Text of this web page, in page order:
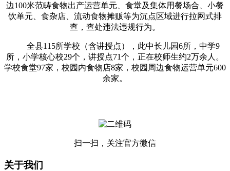
边100米范畴食物出产运营单元、食堂及集体用餐场合、小餐
饮单元、食杂店、流动食物摊贩等为沉点区域进行拉网式排
查，查处违法违规行为。
全县115所学校（含讲授点），此中长儿园6所，中学9
所，小学核心校29个，讲授点71个，正在校师生约2万余人。
学校食堂97家，校园内食物店8家，校园周边食物运营单元600
余家。
扫一扫，关注官方微信
关于我们